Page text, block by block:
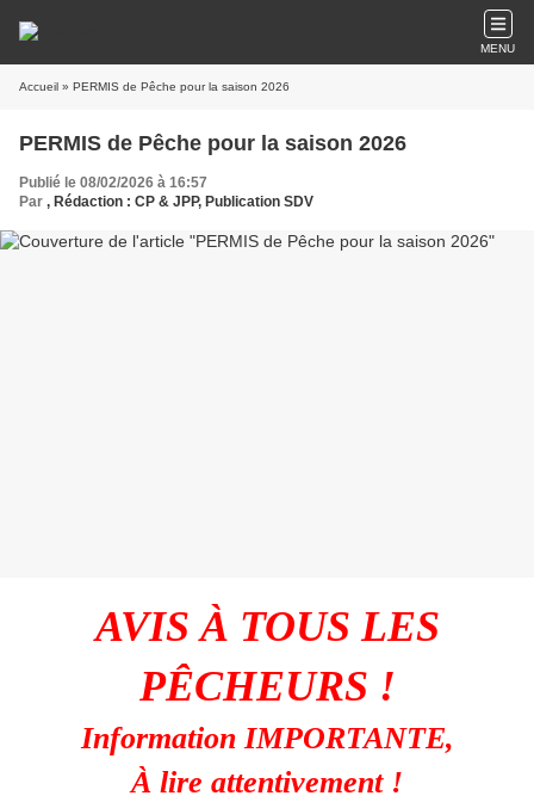
MENU
Accueil » PERMIS de Pêche pour la saison 2026
PERMIS de Pêche pour la saison 2026
Publié le 08/02/2026 à 16:57
Par , Rédaction : CP & JPP, Publication SDV
AVIS À TOUS LES
PÊCHEURS !
Information IMPORTANTE,
À lire attentivement !